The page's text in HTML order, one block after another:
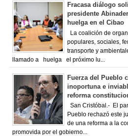
Fracasa diálogo
presidente
huelga en el Cibao
La coalición de
populares, sociales,
transporte y
llamado a huelga el próximo lu...
Fuerza del Pueblo
inoportuna e
reforma
San Cristóbal.- El
Pueblo rechazó este
de una reforma a la
promovida por el gobierno...